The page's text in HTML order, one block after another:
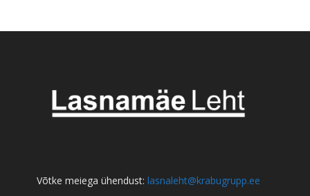
Võtke meiega ühendust: lasnaleht@krabugrupp.ee